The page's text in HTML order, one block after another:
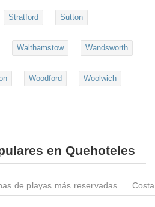
Stratford Sutton
Walthamstow Wandsworth
Woodford Woolwich
en Quehoteles
de playas más reservadas